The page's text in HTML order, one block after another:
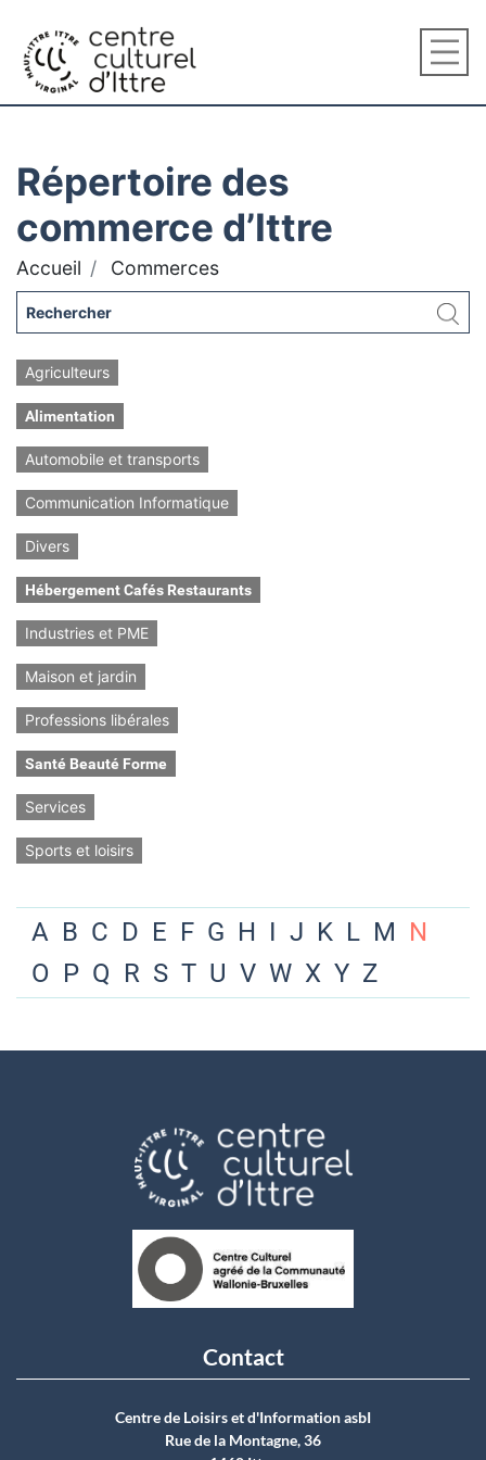
Répertoire des
commerce d’Ittre
Accueil Commerces
Agriculteurs
Alimentation
Automobile et transports
Communication Informatique
Divers
Hébergement Cafés Restaurants
Industries et PME
Maison et jardin
Professions libérales
Santé Beauté Forme
Services
Sports et loisirs
A B C D E F G H I J K L M N
O P Q R S T U V W X Y Z
Contact
Centre de Loisirs et d'Information asbI
Rue de la Montagne, 36